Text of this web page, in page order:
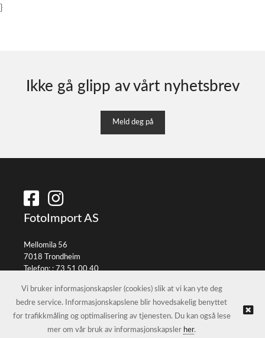
}
Ikke gå glipp av vårt nyhetsbrev
Meld deg på
FotoImport AS
Mellomila 56
7018 Trondheim
Telefon: :73 51 00 40
© FotoImport AS | Nettbutikk levert av Kréatif
Vi bruker informasjonskapsler (cookies) slik at vi kan yte deg
bedre service. Informasjonskapslene blir hovedsakelig benyttet
for trafikkmåling og optimalisering av tjenesten. Du kan også lese
mer om vår bruk av informasjonskapsler her.